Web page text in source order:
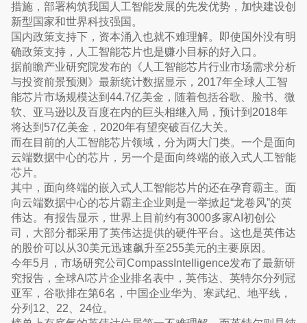
措施，部署构筑我国人工智能发展的先发优势，加快建设创
新型国家和世界科技强国。
国内政策支持下，资本涌入也就不难理解。即使国外没有明
确政策支持，人工智能芯片也是赚小目标的好入口。
据前瞻产业研究院发布的《人工智能芯片行业市场需求分析
与投资前景预测》最新统计数据显示，2017年全球人工智
能芯片市场规模达到44.7亿美金，随着包括谷歌、脸书、微
软、亚马逊以及百度在内的巨头相继入局，预计到2018年
将达到57亿美金，2020年有望突破百亿大关。
而在目前的人工智能芯片领域，分为两大门类。一个是面向
云端数据中心的芯片，另一个是面向终端的嵌入式人工智能
芯片。
其中，面向终端的嵌入式人工智能芯片的还在孕育霸主。面
向云端数据中心的芯片霸主企业则是一举掀起“龙卷风”的英
伟达。有报告显示，世界上目前约有3000多家AI初创公
司，大部分都采用了英伟达提供的硬件平台。这也是英伟达
的股价可以从30美元迅速飙升至255美元的主要原因。
今年5月，市场研究公司CompassIntelligence发布了最新研
究报告，全球AI芯片企业排名表中，英伟达、英特尔分列冠
亚军，谷歌排在第6名，中国企业华为、寒武纪、地平线，
分列12、22、24位。